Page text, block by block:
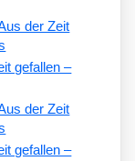
der Zeit
gefallen –
der Zeit
gefallen –